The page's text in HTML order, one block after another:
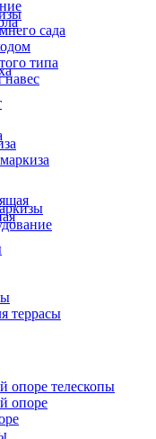
сада
типа
навес
опоре телескопы
опоре
террасы